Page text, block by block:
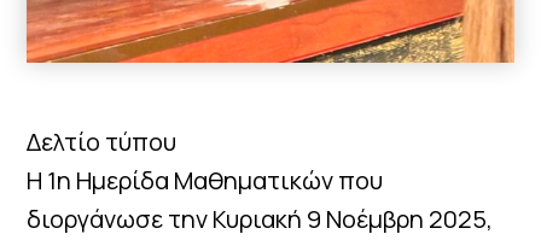
Δελτίο τύπου
Η 1η Ημερίδα Μαθηματικών που
διοργάνωσε την Κυριακή 9 Νοέμβρη 2025,